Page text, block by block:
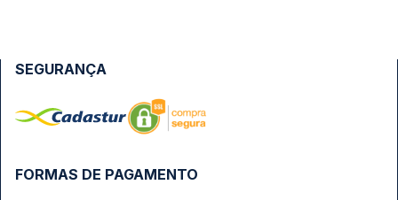
FORMAS DE PAGAMENTO
SEGURANÇA